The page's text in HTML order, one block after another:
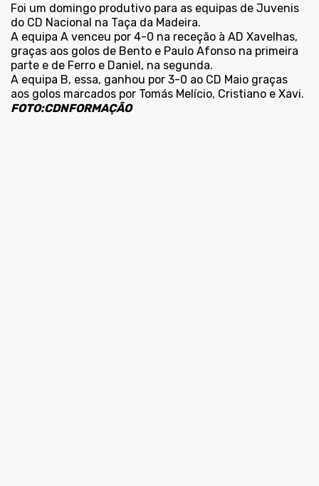
Foi um domingo produtivo para as equipas de Juvenis
do CD Nacional na Taça da Madeira.
A equipa A venceu por 4-0 na receção à AD Xavelhas,
graças aos golos de Bento e Paulo Afonso na primeira
parte e de Ferro e Daniel, na segunda.
A equipa B, essa, ganhou por 3-0 ao CD Maio graças
aos golos marcados por Tomás Melício, Cristiano e Xavi.
FOTO:CDNFORMAÇÃO